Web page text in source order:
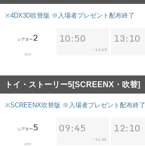
※4DX3D吹替版 ※入場者プレゼント配布終了
シアター2
102分
10:50
~12:45
13:10
トイ・ストーリー5[SCREENX・吹替]
※SCREENX吹替版 ※入場者プレゼント配布終了
シアター5
102分
09:45
~ 11:40
12:10